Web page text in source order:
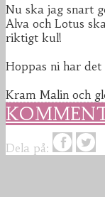
Nu ska jag snart
Alva och Lotus
riktigt kul!
Hoppas ni har
Kram Malin och
Dela på: